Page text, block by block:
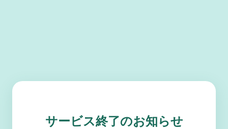
サービス終了のお知らせ